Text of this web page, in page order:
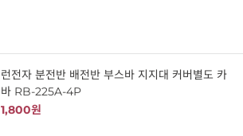
런전자 분전반 배전반 부스바 지지대 커버별도 카
바 RB-225A-4P
1,800원